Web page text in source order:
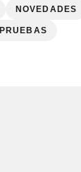
NOVEDADES
PRUEBAS